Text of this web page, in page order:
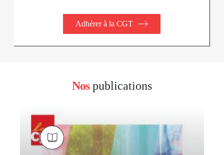
Adhérer à la CGT
block
Nospublications